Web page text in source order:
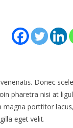
Donec
pharetra nisi at
porttitor
eget velit.